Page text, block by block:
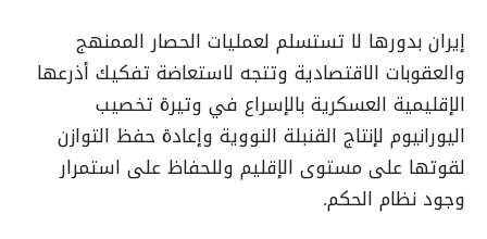
إيران بدورها لا تستسلم لعمليات الحصار الممنهج
والعقوبات الاقتصادية وتتجه لاستعاضة تفكيك أذرعها
الإقليمية العسكرية بالإسراع في وتيرة تخصيب
اليورانيوم لإنتاج القنبلة النووية وإعادة حفظ التوازن
لقوتها على مستوى الإقليم وللحفاظ على استمرار
وجود نظام الحكم.